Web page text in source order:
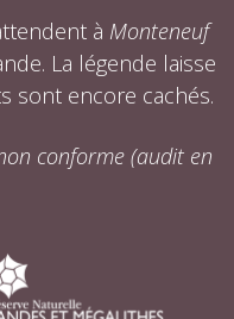
à Monteneuf
La légende laisse
sont encore cachés.
conforme (audit en